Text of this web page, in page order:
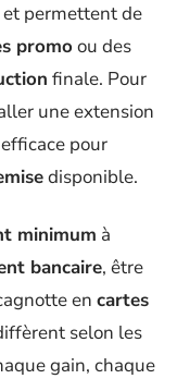
et permettent de
promo ou des
finale. Pour
une extension
pour
disponible.
minimum à
bancaire, être
en cartes
selon les
gain, chaque